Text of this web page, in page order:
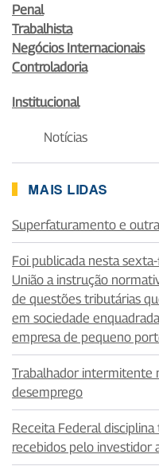
Penal
Trabalhista
Negócios Internacionais
Controladoria
Institucional
Notícias
MAIS LIDAS
Superfaturamento e
Foi publicada nesta
União a instrução
de questões tributárias
em sociedade
empresa de pequeno
Trabalhador intermitente
desemprego
Receita Federal
recebidos pelo investidor